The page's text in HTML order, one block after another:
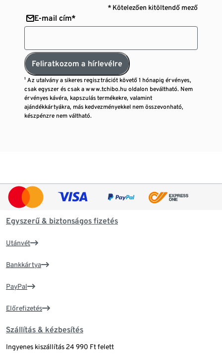
* Kötelezően kitöltendő mező
E-mail cím*
Feliratkozom a hírlevélre
¹ Az utalvány a sikeres regisztrációt követő 1 hónapig érvényes,
csak egyszer és csak a www.tchibo.hu oldalon beváltható. Nem
érvényes kávéra, kapszulás termékekre, valamint
ajándékkártyákra, más kedvezményekkel nem összevonható,
készpénzre nem váltható.
Egyszerű & biztonságos fizetés
Utánvét
Bankkártya
PayPal
Előrefizetés
Szállítás & kézbesítés
Ingyenes kiszállítás 24 990 Ft felett